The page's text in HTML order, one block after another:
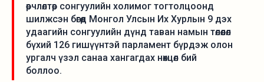
өөрчлөлтөөр сонгуулийн холимог тогтолцоонд
шилжсэн бөгөөд Монгол Улсын Их Хурлын 9 дэх
удаагийн сонгуулийн дүнд таван намын төлөөлөл
бүхий 126 гишүүнтэй парламент бүрдэж олон
ургалч үзэл санаа хангагдах нөхцөл бий
боллоо.